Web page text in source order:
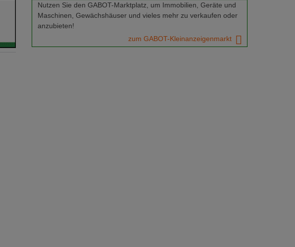
Nutzen Sie den GABOT-Marktplatz, um Immobilien, Geräte und
Maschinen, Gewächshäuser und vieles mehr zu verkaufen oder
anzubieten!
zum GABOT-Kleinanzeigenmarkt